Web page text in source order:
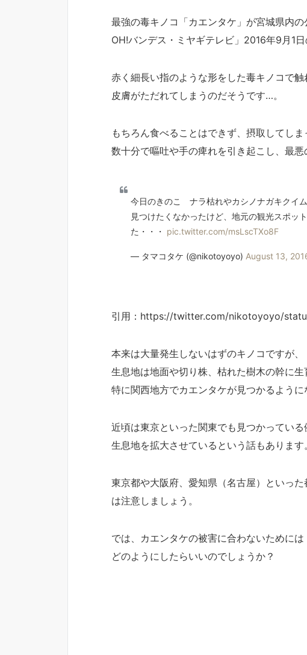
最強の毒キノコ「カエンタケ」が宮城県内の
OH!バンデス・ミヤギテレビ」2016年9月1日
赤く細長い指のような形をした毒キノコで触
皮膚がただれてしまうのだそうです…。
もちろん食べることはできず、摂取してしま
数十分で嘔吐や手の痺れを引き起こし、最悪
今日のきのこ ナラ枯れやカシノナガキクイ
見つけたくなかったけど、地元の観光スポッ
た・・・ pic.twitter.com/msLscTXo8F
— タマコタケ (@nikotoyoyo) August 13,
引用：https://twitter.com/nikotoyoyo/
本来は大量発生しないはずのキノコですが、
生息地は地面や切り株、枯れた樹木の幹に生
特に関西地方でカエンタケが見つかるように
近頃は東京といった関東でも見つかってい
生息地を拡大させているという話もあります。
東京都や大阪府、愛知県（名古屋）といっ
は注意しましょう。
では、カエンタケの被害に合わないためには
どのようにしたらいいのでしょうか？